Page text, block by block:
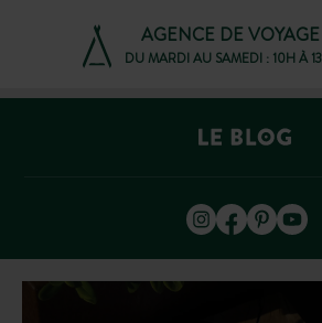
AGENCE DE
DU MARDI AU SAMEDI : 10H À